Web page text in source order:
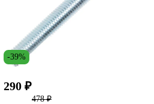
-39%
290 ₽
478 ₽